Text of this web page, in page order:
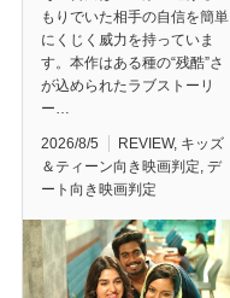
もりでいた相手の自信を簡単
にくじく威力を持っていま
す。本作はある種の“残酷”さ
が込められたラブストーリ
ー…
2026/8/5 REVIEW, キッズ
＆ティーン向き映画判定, デ
ート向き映画判定